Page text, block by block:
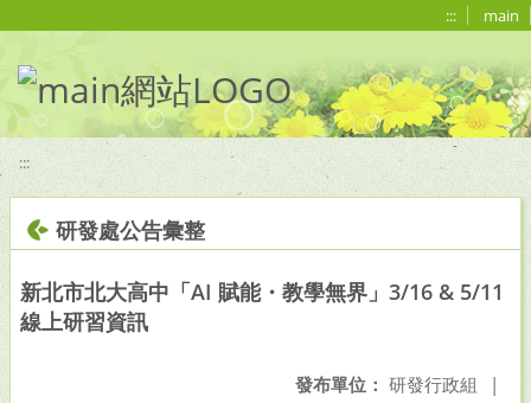
::: main
:::
研發處公告彙整
新北市北大高中「AI 賦能・教學無界」3/16 & 5/11
線上研習資訊
發布單位： 研發行政組 |